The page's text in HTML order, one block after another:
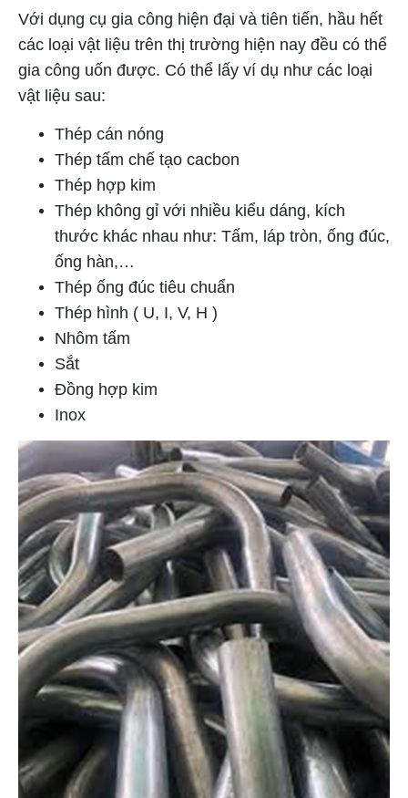
Với dụng cụ gia công hiện đại và tiên tiến, hầu hết
các loại vật liệu trên thị trường hiện nay đều có thể
gia công uốn được. Có thể lấy ví dụ như các loại
vật liệu sau:
Thép cán nóng
Thép tấm chế tạo cacbon
Thép hợp kim
Thép không gỉ với nhiều kiểu dáng, kích
thước khác nhau như: Tấm, láp tròn, ống đúc,
ống hàn,…
Thép ống đúc tiêu chuẩn
Thép hình ( U, I, V, H )
Nhôm tấm
Sắt
Đồng hợp kim
Inox